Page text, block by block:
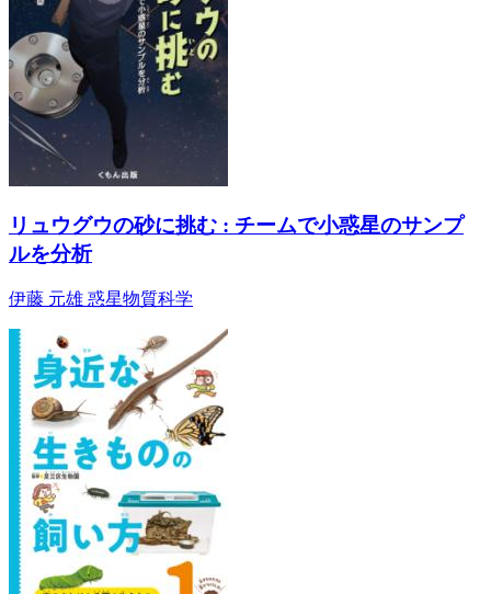
リュウグウの砂に挑む : チームで小惑星のサンプ
ルを分析
伊藤 元雄 惑星物質科学